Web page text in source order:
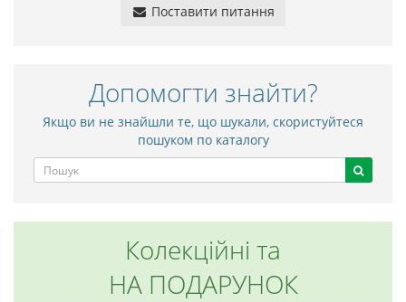
Поставити питання
Допомогти знайти?
Якщо ви не знайшли те, що шукали, скористуйтеся
пошуком по каталогу
Колекційні та
НА ПОДАРУНОК